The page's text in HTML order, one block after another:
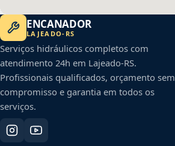
ENCANADOR
LAJEADO- RS
Serviços hidráulicos completos com
atendimento 24h em Lajeado-RS.
Profissionais qualificados, orçamento sem
compromisso e garantia em todos os
serviços.